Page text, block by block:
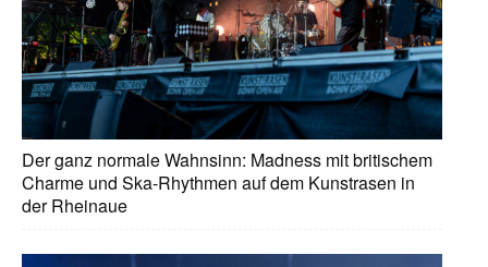
Der ganz normale Wahnsinn: Madness mit britischem
Charme und Ska-Rhythmen auf dem Kunstrasen in
der Rheinaue